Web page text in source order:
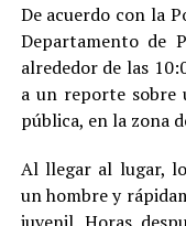
De acuerdo con la
Departamento de
alrededor de las
a un reporte sobre
pública, en la zona
Al llegar al lugar,
un hombre y